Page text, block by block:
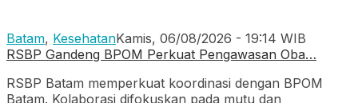
Batam, KesehatanKamis, 06/08/2026 - 19:14 WIB
RSBP Gandeng BPOM Perkuat Pengawasan Oba…
RSBP Batam memperkuat koordinasi dengan BPOM
Batam. Kolaborasi difokuskan pada mutu dan